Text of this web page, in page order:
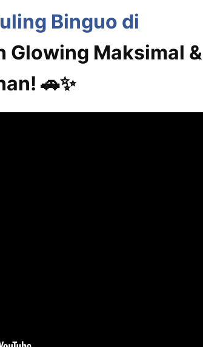
Binguo di
Glowing Maksimal &
🚗✨